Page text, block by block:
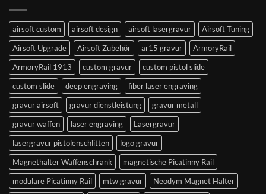
airsoft custom airsoft design airsoft lasergravur
Airsoft Tuning
Airsoft Upgrade
Airsoft Zubehör ar15 gravur
ArmoryRail
ArmoryRail 1913
custom gravur
custom pistol slide
custom slide
deep engraving
fiber laser engraving
gravur airsoft
gravur dienstleistung
gravur metall
gravur waffen
laser engraving
Lasergravur
lasergravur pistolenschlitten
logo gravur
Magnethalter Waffenschrank
magnetische Picatinny Rail
modulare Picatinny Rail
mtw gravur
Neodym Magnet Halter